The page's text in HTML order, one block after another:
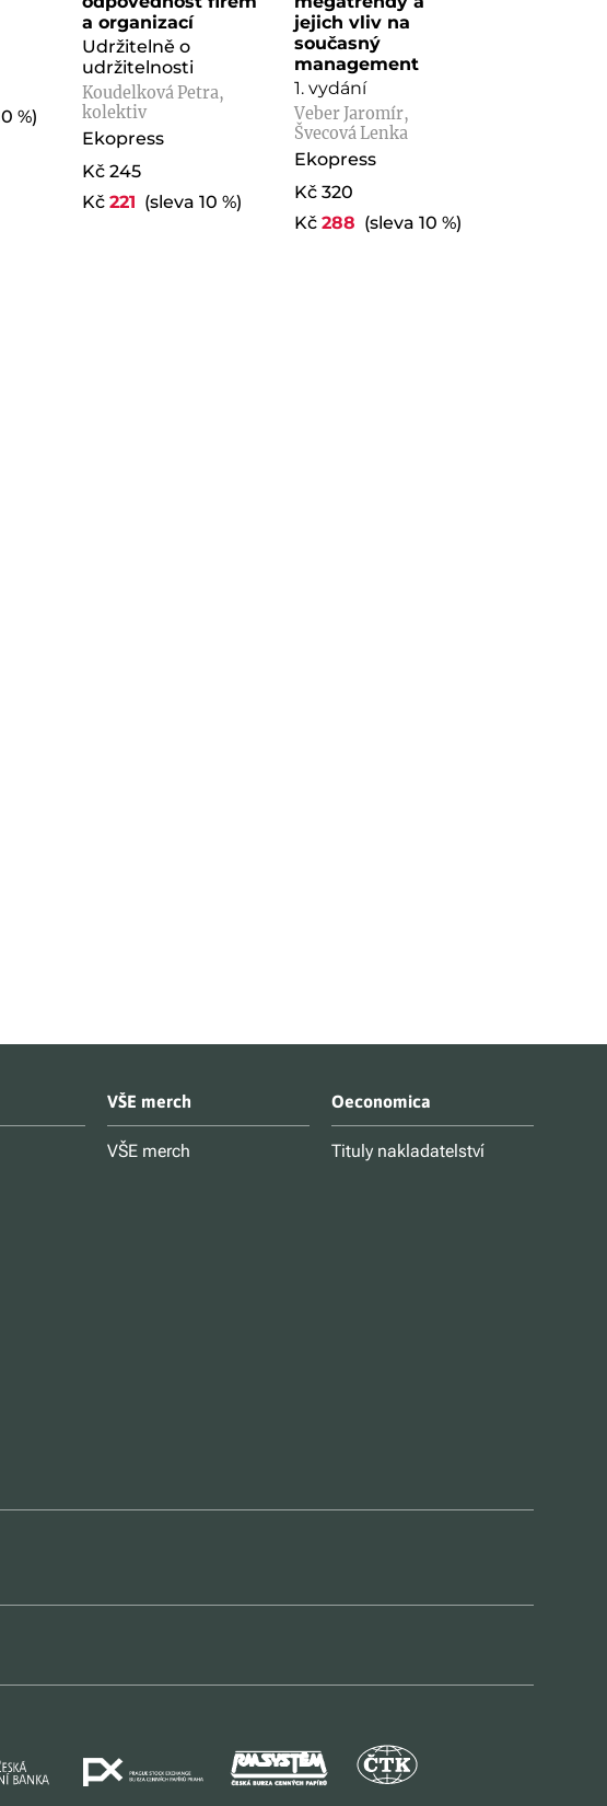
%)
a organizací
Udržitelně o
udržitelnosti
Koudelková Petra,
kolektiv
Ekopress
Kč 245
Kč221 (sleva 10 %)
jejich vliv na
současný
management
1. vydání
Veber Jaromír,
Švecová Lenka
Ekopress
Kč 320
Kč 288 (sleva 10 %)
VŠE merch
VŠE merch
Oeconomica
Tituly nakladatelství